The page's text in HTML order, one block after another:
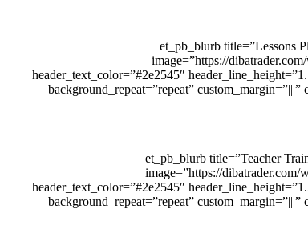
[/et_pb_blurb][/et_pb_column][et_pb_column type=”1_3″ _builder_version=”3.25″ custom_padding=”|||”
image=”https://
header_text_color=”#2e2545″
background_repeat=”repeat”
[/et_pb_blurb][/et_pb_column][et_pb_column type=”1_3″ _builder_version=”3.25″ custom_padding=”|||”
image=”https://
header_text_color=”#2e2545″
background_repeat=”repeat”